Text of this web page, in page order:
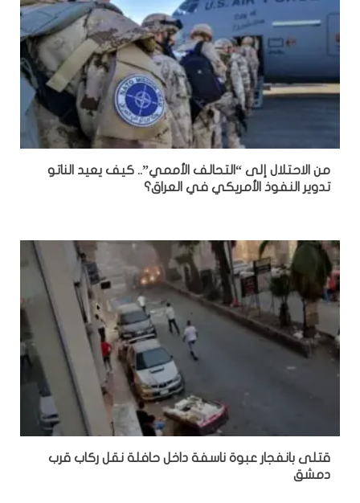
من الاحتلال إلى “التحالف الأممي”.. كيف يعيد الناتو
تدوير النفوذ الأمريكي في العراق؟
قتلى بانفجار عبوة ناسفة داخل حافلة نقل ركاب قرب
دمشق